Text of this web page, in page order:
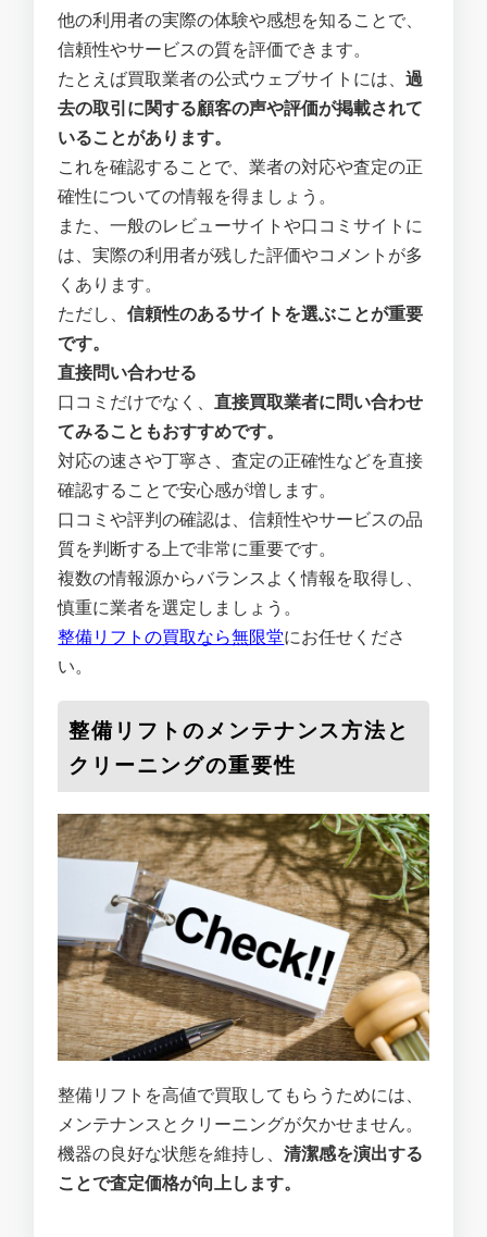
他の利用者の実際の体験や感想を知ることで、
信頼性やサービスの質を評価できます。
たとえば買取業者の公式ウェブサイトには、過
去の取引に関する顧客の声や評価が掲載されて
いることがあります。
これを確認することで、業者の対応や査定の正
確性についての情報を得ましょう。
また、一般のレビューサイトや口コミサイトに
は、実際の利用者が残した評価やコメントが多
くあります。
ただし、信頼性のあるサイトを選ぶことが重要
です。
直接問い合わせる
口コミだけでなく、直接買取業者に問い合わせ
てみることもおすすめです。
対応の速さや丁寧さ、査定の正確性などを直接
確認することで安心感が増します。
口コミや評判の確認は、信頼性やサービスの品
質を判断する上で非常に重要です。
複数の情報源からバランスよく情報を取得し、
慎重に業者を選定しましょう。
整備リフトの買取なら無限堂にお任せくださ
い。
整備リフトのメンテナンス方法と
クリーニングの重要性
整備リフトを高値で買取してもらうためには、
メンテナンスとクリーニングが欠かせません。
機器の良好な状態を維持し、清潔感を演出する
ことで査定価格が向上します。